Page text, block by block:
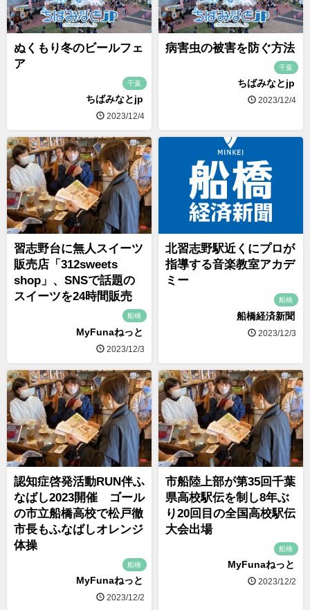
ぬくもり冬のビールフェ
ア
千葉
ちばみなとjp
2023/12/4
病害虫の被害を防ぐ方法
千葉
ちばみなとjp
2023/12/4
習志野台に無人スイーツ
販売店「312sweets
shop」、SNSで話題の
スイーツを24時間販売
船橋
MyFunaねっと
2023/12/3
北習志野駅近くにプロが
指導する音楽教室アカデ
ミー
船橋
船橋経済新聞
2023/12/3
認知症啓発活動RUN伴ふ
なばし2023開催 ゴール
の市立船橋高校で松戸徹
市長もふなばしオレンジ
体操
船橋
MyFunaねっと
2023/12/2
市船陸上部が第35回千葉
県高校駅伝を制し8年ぶ
り20回目の全国高校駅伝
大会出場
船橋
MyFunaねっと
2023/12/2